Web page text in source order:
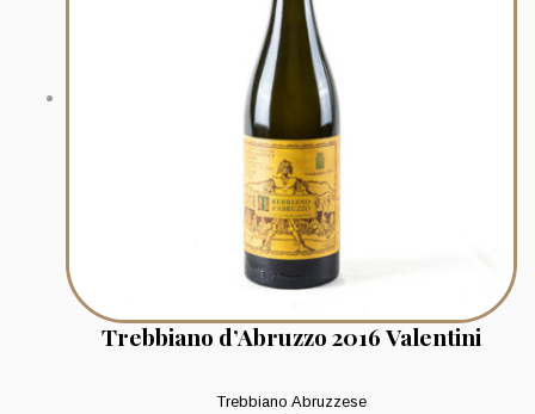
Trebbiano d’Abruzzo 2016 Valentini
Trebbiano Abruzzese